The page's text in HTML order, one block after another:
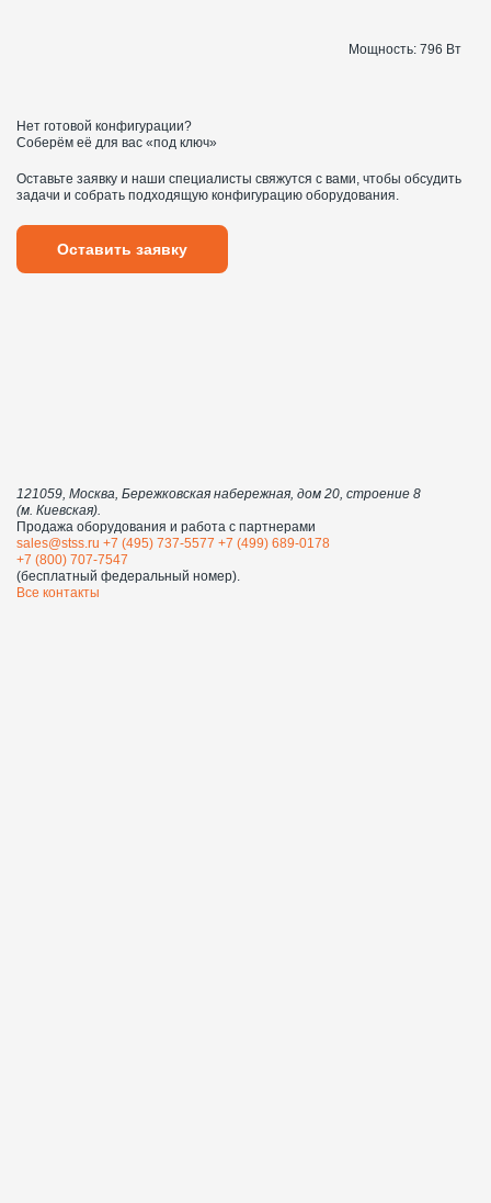
Мощность: 796 Вт
Нет готовой конфигурации?
Соберём её для вас «под ключ»
Оставьте заявку и наши специалисты свяжутся с вами, чтобы обсудить
задачи и собрать подходящую конфигурацию оборудования.
Оставить заявку
121059, Москва, Бережковская набережная, дом 20, строение 8
(м. Киевская).
Продажа оборудования и работа с партнерами
sales@stss.ru +7 (495) 737-5577 +7 (499) 689-0178
+7 (800) 707-7547
(бесплатный федеральный номер).
Все контакты